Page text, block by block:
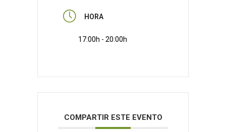
HORA
17:00h - 20:00h
COMPARTIR ESTE EVENTO